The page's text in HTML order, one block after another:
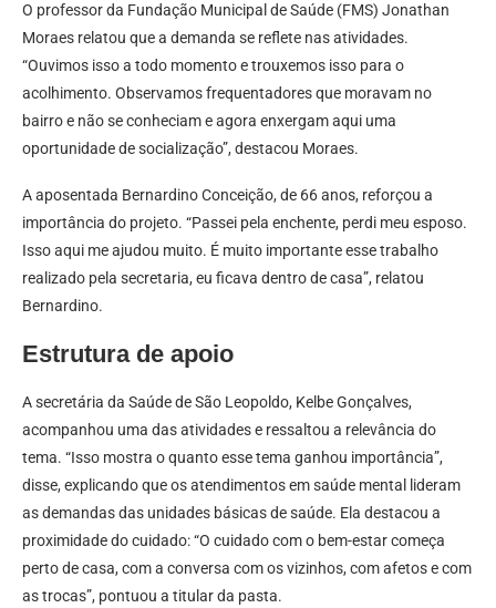
O professor da Fundação Municipal de Saúde (FMS) Jonathan
Moraes relatou que a demanda se reflete nas atividades.
“Ouvimos isso a todo momento e trouxemos isso para o
acolhimento. Observamos frequentadores que moravam no
bairro e não se conheciam e agora enxergam aqui uma
oportunidade de socialização”, destacou Moraes.
A aposentada Bernardino Conceição, de 66 anos, reforçou a
importância do projeto. “Passei pela enchente, perdi meu esposo.
Isso aqui me ajudou muito. É muito importante esse trabalho
realizado pela secretaria, eu ficava dentro de casa”, relatou
Bernardino.
Estrutura de apoio
A secretária da Saúde de São Leopoldo, Kelbe Gonçalves,
acompanhou uma das atividades e ressaltou a relevância do
tema. “Isso mostra o quanto esse tema ganhou importância”,
disse, explicando que os atendimentos em saúde mental lideram
as demandas das unidades básicas de saúde. Ela destacou a
proximidade do cuidado: “O cuidado com o bem-estar começa
perto de casa, com a conversa com os vizinhos, com afetos e com
as trocas”, pontuou a titular da pasta.